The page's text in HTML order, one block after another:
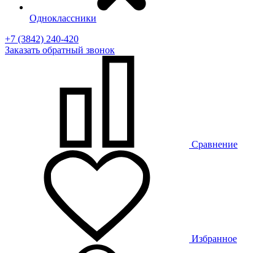
Одноклассники
+7 (3842) 240-420
Заказать обратный звонок
Сравнение
Избранное